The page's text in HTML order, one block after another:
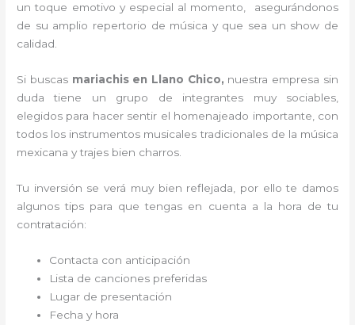
un toque emotivo y especial al momento, asegurándonos
de su amplio repertorio de música y que sea un show de
calidad.
Si buscas mariachis en Llano Chico, nuestra empresa sin
duda tiene un grupo de integrantes muy sociables,
elegidos para hacer sentir el homenajeado importante, con
todos los instrumentos musicales tradicionales de la música
mexicana y trajes bien charros.
Tu inversión se verá muy bien reflejada, por ello te damos
algunos tips para que tengas en cuenta a la hora de tu
contratación:
Contacta con anticipación
Lista de canciones preferidas
Lugar de presentación
Fecha y hora